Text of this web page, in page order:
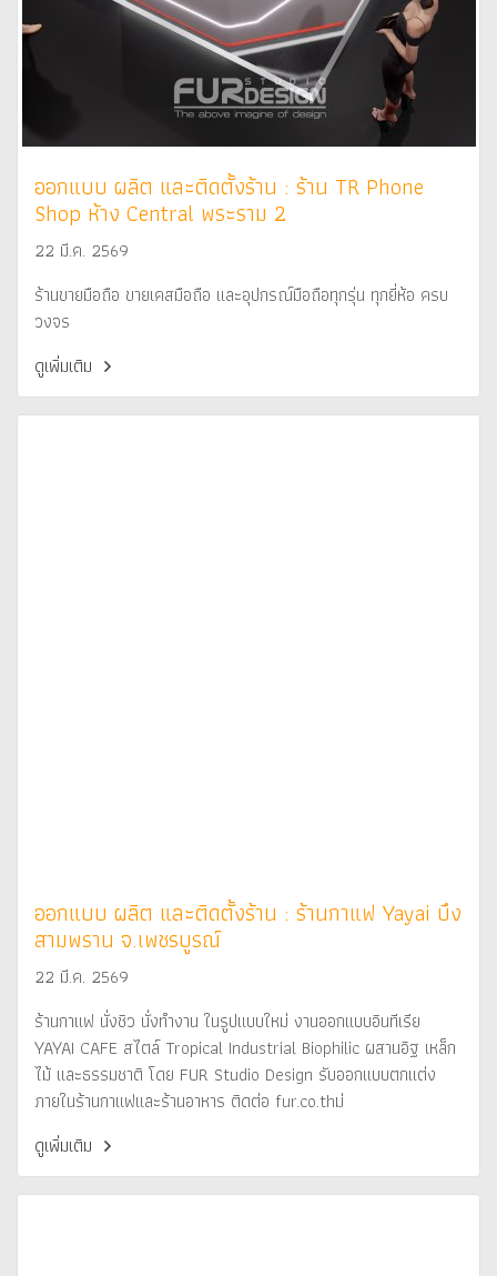
ออกแบบ ผลิต และติดตั้งร้าน : ร้าน TR Phone
Shop ห้าง Central พระราม 2
22 มี.ค. 2569
ร้านขายมือถือ ขายเคสมือถือ และอุปกรณ์มือถือทุกรุ่น ทุกยี่ห้อ ครบ
วงจร
ดูเพิ่มเติม
ออกแบบ ผลิต และติดตั้งร้าน : ร้านกาแฟ Yayai บึง
สามพราน จ.เพชรบูรณ์
22 มี.ค. 2569
ร้านกาแฟ นั่งชิว นั่งทำงาน ในรูปแบบใหม่ งานออกแบบอินทีเรีย
YAYAI CAFE สไตล์ Tropical Industrial Biophilic ผสานอิฐ เหล็ก
ไม้ และธรรมชาติ โดย FUR Studio Design รับออกแบบตกแต่ง
ภายในร้านกาแฟและร้านอาหาร ติดต่อ fur.co.thม่
ดูเพิ่มเติม